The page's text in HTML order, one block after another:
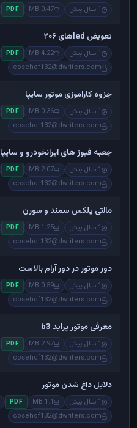
1 سال پیش 0.47 MB
PDF
تعویض ledهای ۲۰۶
1 سال پیش 4.22 MB
PDF
cosehof132@dwriters.com
جزوه کاراموزی موتور سایپا
1 سال پیش 0.36 MB
PDF
cosehof132@dwriters.com
جعبه فیوز های ایرانخودرو و سایپا
1 سال پیش 2.07 MB
PDF
cosehof132@dwriters.com
مالتی پلکس سمند و سورن
1 سال پیش 1.25 MB
PDF
cosehof132@dwriters.com
دور موتور در دور آرام بالاست
1 سال پیش 0.59 MB
PDF
cosehof132@dwriters.com
معرفی موتور پراید b3
1 سال پیش 2.97 MB
PDF
cosehof132@dwriters.com
دلایل داغ شدن موتور
1 سال پیش 1.1 MB
PDF
cosehof132@dwriters.com